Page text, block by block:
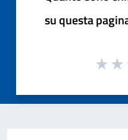
su questa